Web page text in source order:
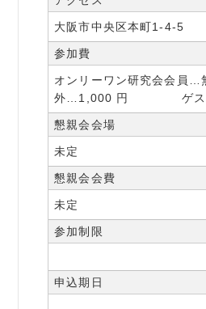
大阪市中央区本町1-4-5
参加費
オンリーワン研究会
外…1,000 円 ゲス
懇親会会場
未定
懇親会会費
未定
参加制限
申込期日